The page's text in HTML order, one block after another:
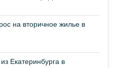
на вторичное жилье в
Екатеринбурга в